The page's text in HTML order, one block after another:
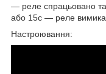
— реле спрацьовано та
або 15с — реле
Настроювання: